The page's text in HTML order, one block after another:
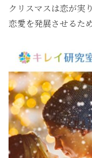
クリスマスは恋が実
恋愛を発展させるた